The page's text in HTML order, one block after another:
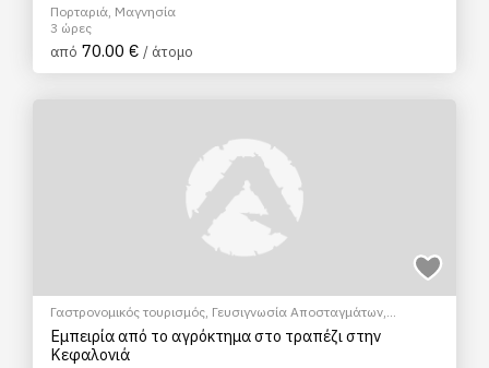
Πορταριά, Μαγνησία
3 ώρες
από 70.00 € / άτομο
Γαστρονομικός τουρισμός, Γευσιγνωσία Αποσταγμάτων,
EcoΠεριηγήση
,Μάθημα Μαγειρικής Πολιτιστικά - Πολιτισμικά
Εμπειρία από το αγρόκτημα στο τραπέζι στην
Κεφαλονιά